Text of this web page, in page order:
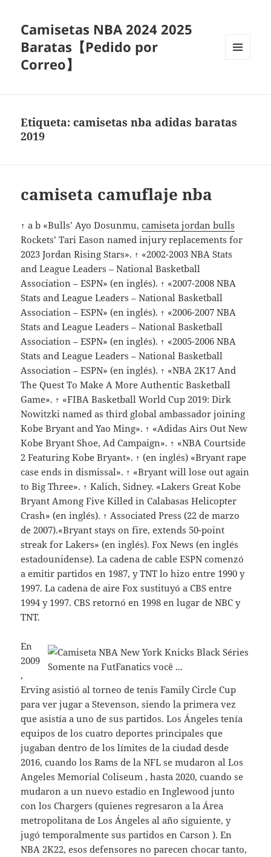
Camisetas NBA 2024 2025
Baratas【Pedido por
Correo】
Etiqueta:camisetas nba adidas baratas
2019
camiseta camuflaje nba
↑ a b «Bulls’ Ayo Dosunmu,camiseta jordan bulls
Rockets’ Tari Eason named injury replacements for
2023 Jordan Rising Stars». ↑ «2002-2003 NBA Stats
and League Leaders – National Basketball
Association – ESPN» (en inglés). ↑ «2007-2008 NBA
Stats and League Leaders – National Basketball
Association – ESPN» (en inglés). ↑ «2006-2007 NBA
Stats and League Leaders – National Basketball
Association – ESPN» (en inglés). ↑ «2005-2006 NBA
Stats and League Leaders – National Basketball
Association – ESPN» (en inglés). ↑ «NBA 2K17 And
The Quest To Make A More Authentic Basketball
Game». ↑ «FIBA Basketball World Cup 2019: Dirk
Nowitzki named as third global ambassador joining
Kobe Bryant and Yao Ming». ↑ «Adidas Airs Out New
Kobe Bryant Shoe, Ad Campaign». ↑ «NBA Courtside
2 Featuring Kobe Bryant». ↑ (en inglés) «Bryant rape
case ends in dismissal». ↑ «Bryant will lose out again
to Big Three». ↑ Kalich, Sidney. «Lakers Great Kobe
Bryant Among Five Killed in Calabasas Helicopter
Crash» (en inglés). ↑ Associated Press (22 de marzo
de 2007).«Bryant stays on fire, extends 50-point
streak for Lakers» (en inglés). Fox News (en inglés
estadounidense). La cadena de cable ESPN comenzó
a emitir partidos en 1987, y TNT lo hizo entre 1990 y
1997. La cadena de aire Fox sustituyó a CBS entre
1994 y 1997. CBS retornó en 1998 en lugar de NBC y
TNT.
En
2009
,
Erving asistió al torneo de tenis Family Circle Cup
para ver jugar a Stevenson, siendo la primera vez
que asistía a uno de sus partidos. Los Ángeles tenía
equipos de los cuatro deportes principales que
jugaban dentro de los límites de la ciudad desde
2016, cuando los Rams de la NFL se mudaron al Los
Angeles Memorial Coliseum , hasta 2020, cuando se
mudaron a un nuevo estadio en Inglewood junto
con los Chargers (quienes regresaron a la Área
metropolitana de Los Ángeles al año siguiente, y
jugó temporalmente sus partidos en Carson ). En
NBA 2K22, esos defensores no parecen chocar tanto,